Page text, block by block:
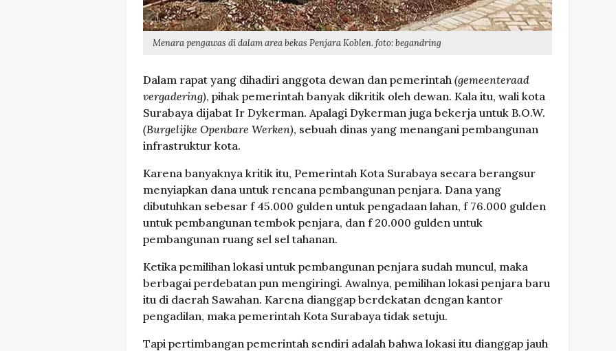
Menara pengawas di dalam area bekas Penjara Koblen. foto: begandring
Dalam rapat yang dihadiri anggota dewan dan pemerintah (gemeenteraad
vergadering), pihak pemerintah banyak dikritik oleh dewan. Kala itu, wali kota
Surabaya dijabat Ir Dykerman. Apalagi Dykerman juga bekerja untuk B.O.W.
(Burgelijke Openbare Werken), sebuah dinas yang menangani pembangunan
infrastruktur kota.
Karena banyaknya kritik itu, Pemerintah Kota Surabaya secara berangsur
menyiapkan dana untuk rencana pembangunan penjara. Dana yang
dibutuhkan sebesar f 45.000 gulden untuk pengadaan lahan, f 76.000 gulden
untuk pembangunan tembok penjara, dan f 20.000 gulden untuk
pembangunan ruang sel sel tahanan.
Ketika pemilihan lokasi untuk pembangunan penjara sudah muncul, maka
berbagai perdebatan pun mengiringi. Awalnya, pemilihan lokasi penjara baru
itu di daerah Sawahan. Karena dianggap berdekatan dengan kantor
pengadilan, maka pemerintah Kota Surabaya tidak setuju.
Tapi pertimbangan pemerintah sendiri adalah bahwa lokasi itu dianggap jauh